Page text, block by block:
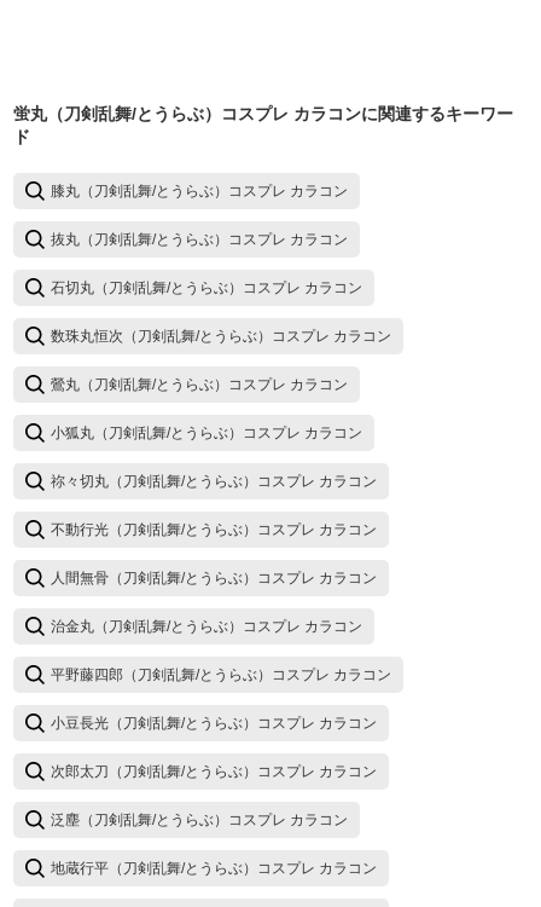
蛍丸（刀剣乱舞/とうらぶ）コスプレ カラコンに関連するキーワー
ド
膝丸（刀剣乱舞/とうらぶ）コスプレ カラコン
抜丸（刀剣乱舞/とうらぶ）コスプレ カラコン
石切丸（刀剣乱舞/とうらぶ）コスプレ カラコン
数珠丸恒次（刀剣乱舞/とうらぶ）コスプレ カラコン
鶯丸（刀剣乱舞/とうらぶ）コスプレ カラコン
小狐丸（刀剣乱舞/とうらぶ）コスプレ カラコン
祢々切丸（刀剣乱舞/とうらぶ）コスプレ カラコン
不動行光（刀剣乱舞/とうらぶ）コスプレ カラコン
人間無骨（刀剣乱舞/とうらぶ）コスプレ カラコン
治金丸（刀剣乱舞/とうらぶ）コスプレ カラコン
平野藤四郎（刀剣乱舞/とうらぶ）コスプレ カラコン
小豆長光（刀剣乱舞/とうらぶ）コスプレ カラコン
次郎太刀（刀剣乱舞/とうらぶ）コスプレ カラコン
泛塵（刀剣乱舞/とうらぶ）コスプレ カラコン
地蔵行平（刀剣乱舞/とうらぶ）コスプレ カラコン